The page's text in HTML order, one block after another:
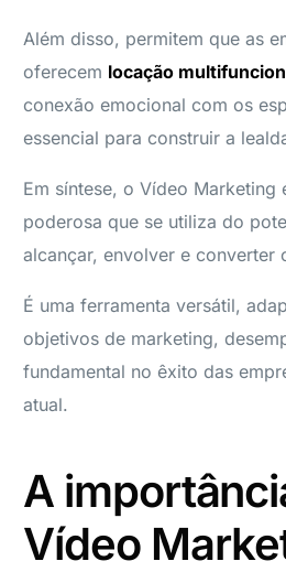
Além disso, permitem que as
oferecem locação
conexão emocional com os
essencial para construir a
Em síntese, o Vídeo Marketing
poderosa que se utiliza do
alcançar, envolver e converter
É uma ferramenta versátil,
objetivos de marketing,
fundamental no êxito das
atual.
A
Vídeo